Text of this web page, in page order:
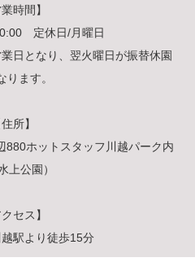
業時間】
定休日/月曜日
日となり、翌火曜日が振替休園
ります。
住所】
880ホットスタッフ川越パーク内
上公園）
クセス】
駅より徒歩15分